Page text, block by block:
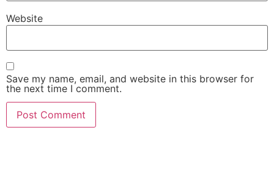
Website
Save my name, email, and website in this browser for
the next time I comment.